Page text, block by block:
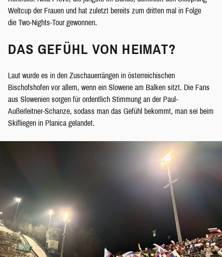
Weltcup der Frauen und hat zuletzt bereits zum dritten mal in Folge
die Two-Nights-Tour gewonnen.
DAS GEFÜHL VON HEIMAT?
Laut wurde es in den Zuschauerrängen in österreichischen
Bischofshofen vor allem, wenn ein Slowene am Balken sitzt. Die Fans
aus Slowenien sorgen für ordentlich Stimmung an der Paul-
Außerleitner-Schanze, sodass man das Gefühl bekommt, man sei beim
Skifliegen in Planica gelandet.